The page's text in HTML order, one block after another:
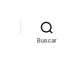
Buscar